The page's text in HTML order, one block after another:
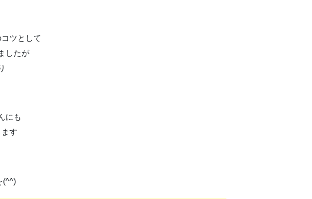
ツとして
したが
にも
す
(^^)